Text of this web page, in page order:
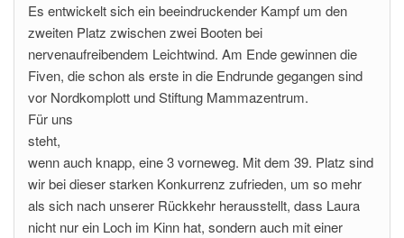
Es entwickelt sich ein beeindruckender Kampf um den
zweiten Platz zwischen zwei Booten bei
nervenaufreibendem Leichtwind. Am Ende gewinnen die
Fiven, die schon als erste in die Endrunde gegangen sind
vor Nordkomplott und Stiftung Mammazentrum.
Für uns
steht,
wenn auch knapp, eine 3 vorneweg. Mit dem 39. Platz sind
wir bei dieser starken Konkurrenz zufrieden, um so mehr
als sich nach unserer Rückkehr herausstellt, dass Laura
nicht nur ein Loch im Kinn hat, sondern auch mit einer